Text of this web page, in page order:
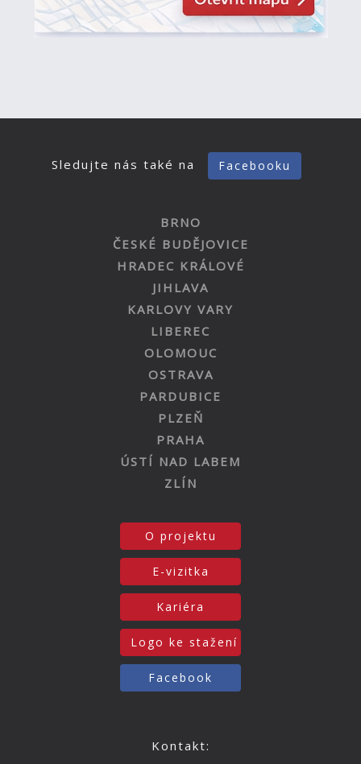
Sledujte nás také na Facebooku
BRNO
ČESKÉ BUDĚJOVICE
HRADEC KRÁLOVÉ
JIHLAVA
KARLOVY VARY
LIBEREC
OLOMOUC
OSTRAVA
PARDUBICE
PLZEŇ
PRAHA
ÚSTÍ NAD LABEM
ZLÍN
O projektu
E-vizitka
Kariéra
Logo ke stažení
Facebook
Kontakt: